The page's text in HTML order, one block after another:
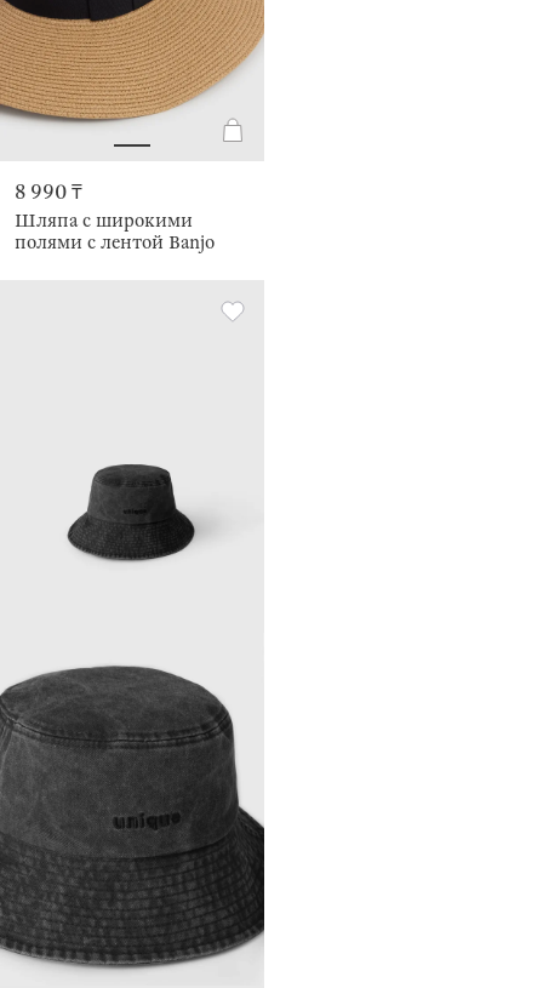
8 990 ₸
Шляпа с широкими
полями с лентой Banjo